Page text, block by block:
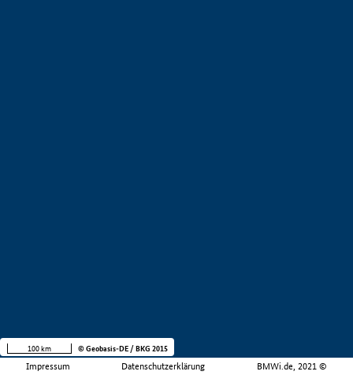
Impressum Datenschutzerklärung BMWi.de, 2021 ©
100 km © Geobasis-DE / BKG 2015